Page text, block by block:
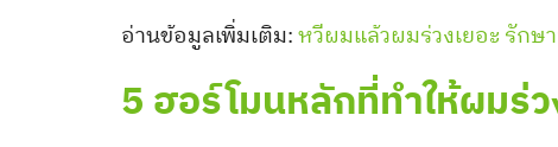
อ่านข้อมูลเพิ่มเติม:หวีผมแล้วผมร่วงเยอะ รักษ
5 ฮอร์โมนหลักที่ทำให้ผม